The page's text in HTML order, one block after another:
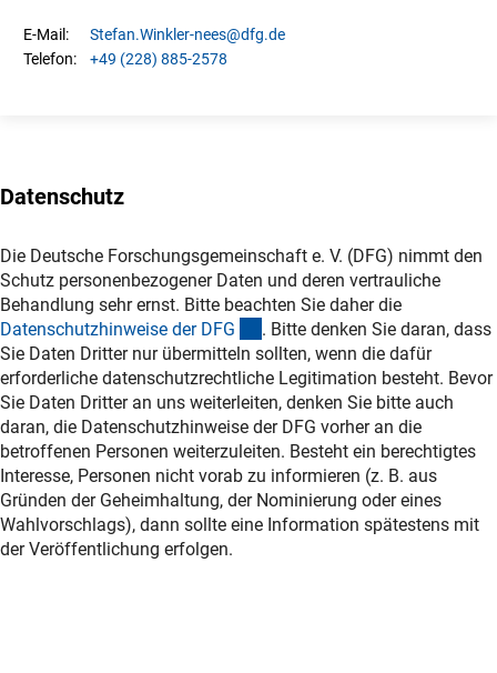
E-Mail: Stefan.Winkler-nees@dfg.de
Telefon:
+49 (228) 885-2578
Datenschutz
Die Deutsche Forschungsgemeinschaft e. V. (DFG) nimmt den
Schutz personenbezogener Daten und deren vertrauliche
Behandlung sehr ernst. Bitte beachten Sie daher die
Datenschutzhinweise der DFG (interner Link)
. Bitte denken Sie daran, dass
Sie Daten Dritter nur übermitteln sollten, wenn die dafür
erforderliche datenschutzrechtliche Legitimation besteht. Bevor
Sie Daten Dritter an uns weiterleiten, denken Sie bitte auch
daran, die Datenschutzhinweise der DFG vorher an die
betroffenen Personen weiterzuleiten. Besteht ein berechtigtes
Interesse, Personen nicht vorab zu informieren (z. B. aus
Gründen der Geheimhaltung, der Nominierung oder eines
Wahlvorschlags), dann sollte eine Information spätestens mit
der Veröffentlichung erfolgen.